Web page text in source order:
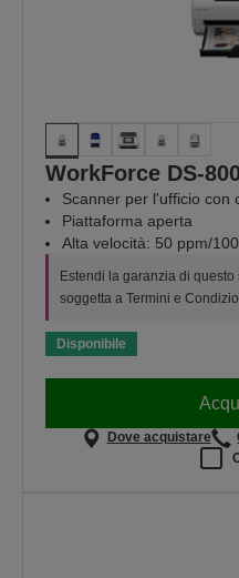
WorkForce DS-
Scanner per l'ufficio con
Piattaforma aperta
Alta velocità: 50 ppm/
Estendi la garanzia di
soggetta a Termini e
Disponibile
Dove acquistare